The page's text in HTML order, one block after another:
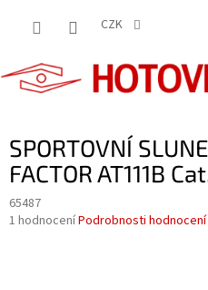
CZK
SPORTOVNÍ
FACTOR AT111B
65487
Průměrné
1 hodnoceníPodrobnosti hodnocení